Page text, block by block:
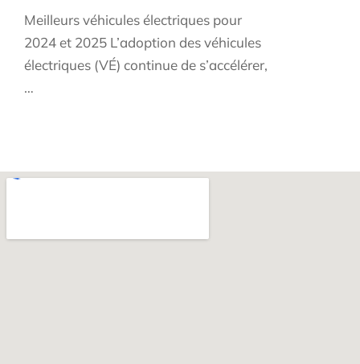
Meilleurs véhicules électriques pour
2024 et 2025 L’adoption des véhicules
électriques (VÉ) continue de s’accélérer,
…